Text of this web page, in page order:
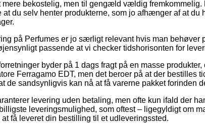
mere bekostelig, men til gengæld vældig fremkommelig.
at du selv henter produkterne, som jo afhænger af at
på Perfumes er jo særligt relevant hvis man behøver
passende at vi checker tidshorisonten for
byder på 1 dags fragt på en masse
Ferragamo EDT, men det beroer på at der bestilles
de sandsynligvis kan nå at få varerne pakket forinden
levering uden betaling, men ofte kun ifald der
leveringsmulighed, som oftest – ligegyldigt om
få leveret din bestilling til et udleveringssted.